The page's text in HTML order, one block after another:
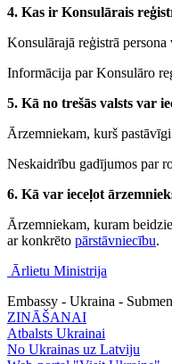
4. Kas ir Konsulārais
Konsulārajā reģistrā
Informācija par Konsulāro
5. Kā no trešās valsts var
Ārzemniekam, kurš
Neskaidrību gadījumos par
6. Kā var ieceļot
Ārzemniekam, kuram
ar konkrēto pārstāvniecību.
Ārlietu Ministrija
Embassy - Ukraina -
ZINĀŠANAI
Atbalsts Ukrainai
No Ukrainas uz Latviju